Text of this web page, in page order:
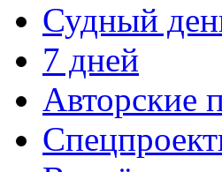
Судный
7 дней
Авторские